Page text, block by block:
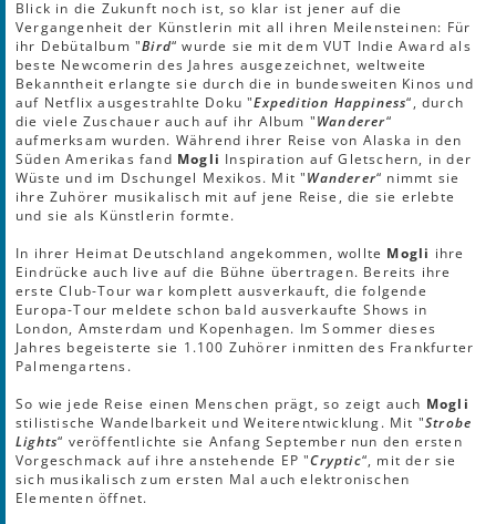
Blick in die Zukunft noch ist, so klar ist jener auf die
Vergangenheit der Künstlerin mit all ihren Meilensteinen: Für
ihr Debütalbum "Bird“ wurde sie mit dem VUT Indie Award als
beste Newcomerin des Jahres ausgezeichnet, weltweite
Bekanntheit erlangte sie durch die in bundesweiten Kinos und
auf Netflix ausgestrahlte Doku "Expedition Happiness“, durch
die viele Zuschauer auch auf ihr Album "Wanderer“
aufmerksam wurden. Während ihrer Reise von Alaska in den
Süden Amerikas fand Mogli Inspiration auf Gletschern, in der
Wüste und im Dschungel Mexikos. Mit "Wanderer“ nimmt sie
ihre Zuhörer musikalisch mit auf jene Reise, die sie erlebte
und sie als Künstlerin formte.
In ihrer Heimat Deutschland angekommen, wollte Mogli ihre
Eindrücke auch live auf die Bühne übertragen. Bereits ihre
erste Club-Tour war komplett ausverkauft, die folgende
Europa-Tour meldete schon bald ausverkaufte Shows in
London, Amsterdam und Kopenhagen. Im Sommer dieses
Jahres begeisterte sie 1.100 Zuhörer inmitten des Frankfurter
Palmengartens.
So wie jede Reise einen Menschen prägt, so zeigt auch Mogli
stilistische Wandelbarkeit und Weiterentwicklung. Mit "Strobe
Lights“ veröffentlichte sie Anfang September nun den ersten
Vorgeschmack auf ihre anstehende EP "Cryptic“, mit der sie
sich musikalisch zum ersten Mal auch elektronischen
Elementen öffnet.